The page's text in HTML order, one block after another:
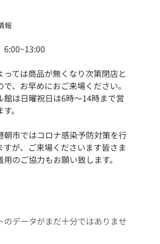
報
6:00~13:00
ては商品が無くなり次第閉店と
で、お早めにおご来場ください。
館は日曜祝日は6時〜14時まで営
。
朝市ではコロナ感染予防対策を行
すが、ご来場くださいます皆さま
のご協力もお願い致します。
のデータがまだ十分ではありませ